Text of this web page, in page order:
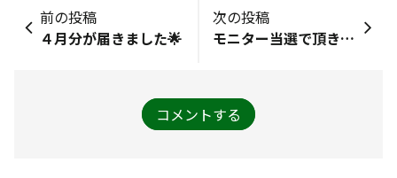
前の投稿
４月分が届きました🌟
次の投稿
モニター当選で頂きました(^-^)
コメントする